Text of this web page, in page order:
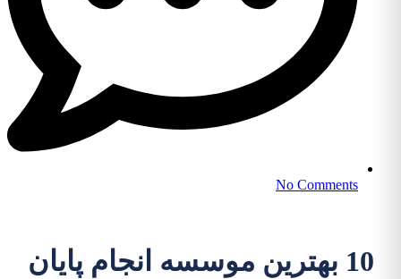
No Comments
10 بهترین موسسه انجام پایان